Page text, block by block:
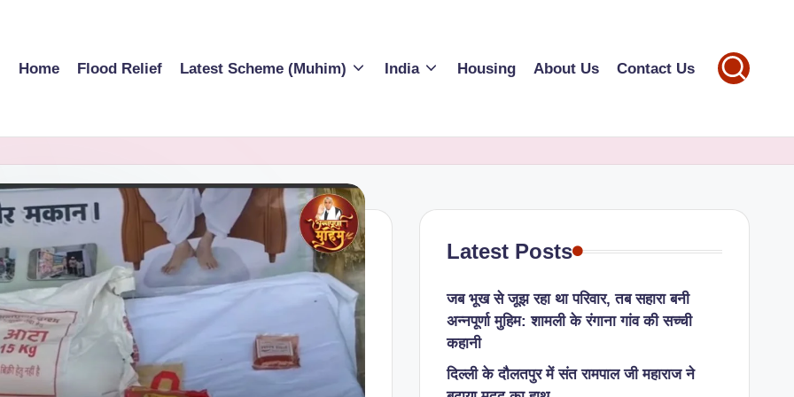
Home Flood Relief Latest Scheme (Muhim) India Housing About Us Contact Us
Latest Posts
जब भूख से जूझ रहा था परिवार, तब सहारा बनी
अन्नपूर्णा मुहिम: शामली के रंगाना गांव की सच्ची
कहानी
​दिल्ली के दौलतपुर में संत रामपाल जी महाराज ने